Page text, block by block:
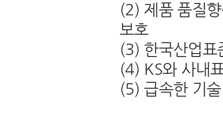
(2) 제품 품질
보호
(3) 한국산업표
(4) KS와 사내
(5) 급속한 기